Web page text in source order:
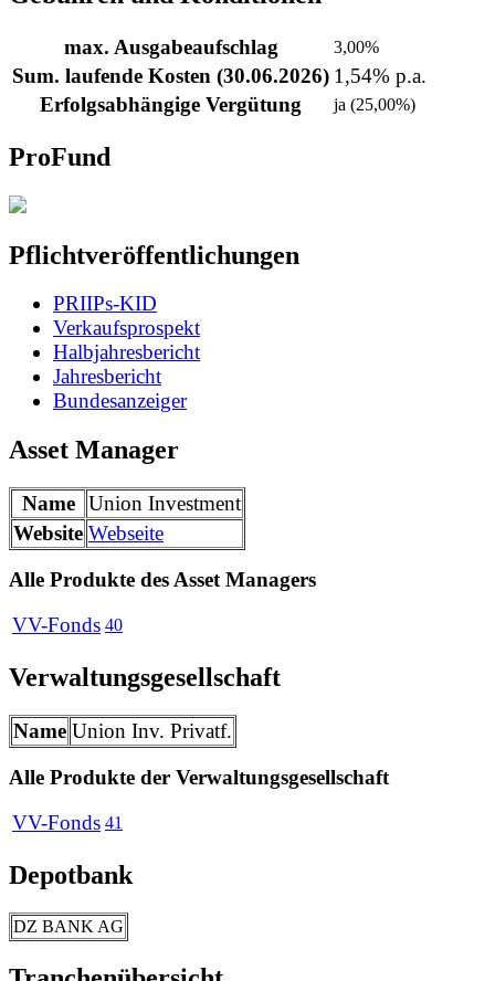
max. Ausgabeaufschlag 3,00%
Sum. laufende Kosten (30.06.2026) 1,54% p.a.
Erfolgsabhängige Vergütung
ja (25,00%)
ProFund
Pflichtveröffentlichungen
PRIIPs-KID
Verkaufsprospekt
Halbjahresbericht
Jahresbericht
Bundesanzeiger
Asset Manager
Name Union Investment
Website Webseite
Alle Produkte des Asset Managers
VV-Fonds 40
Verwaltungsgesellschaft
Name Union Inv. Privatf.
Alle Produkte der Verwaltungsgesellschaft
VV-Fonds 41
Depotbank
DZ BANK AG